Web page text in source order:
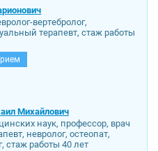
вертебролог,
терапевт, стаж работы
Михайлович
наук, профессор, врач
невролог, остеопат,
стаж работы 40 лет